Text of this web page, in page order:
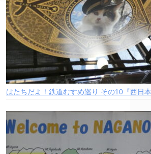
はたちだよ！鉄道むすめ巡り その10『西日本